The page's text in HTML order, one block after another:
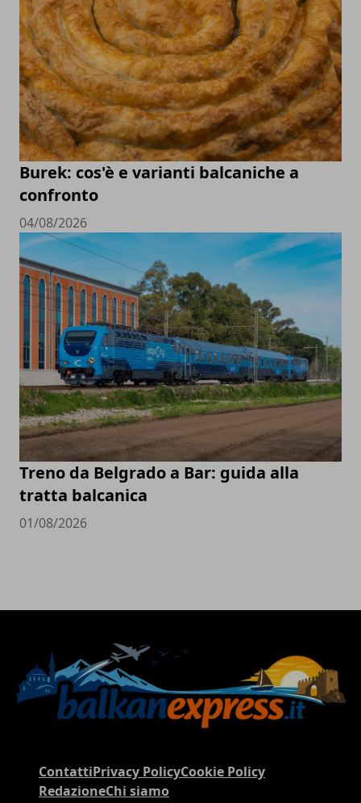
Burek: cos'è e varianti balcaniche a
confronto
04/08/2026
Treno da Belgrado a Bar: guida alla
tratta balcanica
01/08/2026
ContattiPrivacy PolicyCookie Policy
RedazioneChi siamo